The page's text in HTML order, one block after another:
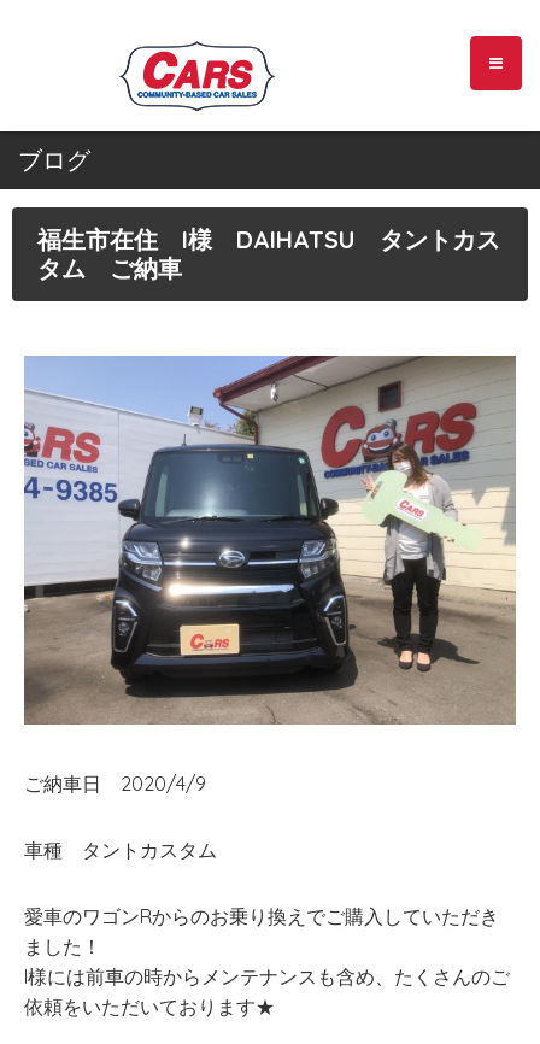
ブログ
福生市在住 I様 DAIHATSU タントカス
タム ご納車
ご納車日 2020/4/9
車種 タントカスタム
愛車のワゴンRからのお乗り換えでご購入していただき
ました！
I様には前車の時からメンテナンスも含め、たくさんのご
依頼をいただいております★